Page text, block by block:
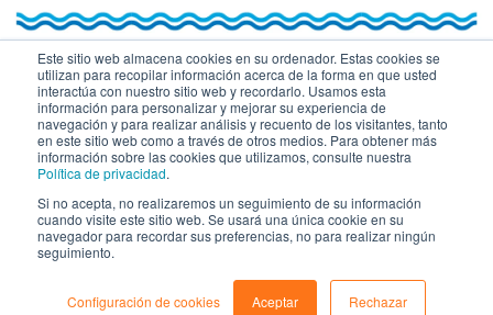
Este sitio web almacena cookies en su ordenador. Estas cookies se
utilizan para recopilar información acerca de la forma en que usted
interactúa con nuestro sitio web y recordarlo. Usamos esta
información para personalizar y mejorar su experiencia de
navegación y para realizar análisis y recuento de los visitantes, tanto
en este sitio web como a través de otros medios. Para obtener más
información sobre las cookies que utilizamos, consulte nuestra
Política de privacidad.
Si no acepta, no realizaremos un seguimiento de su información
cuando visite este sitio web. Se usará una única cookie en su
navegador para recordar sus preferencias, no para realizar ningún
seguimiento.
Configuración de cookies Aceptar Rechazar
© Turismo y Planificación Costa del Sol S.L.U. Todos los Derechos
Reservados